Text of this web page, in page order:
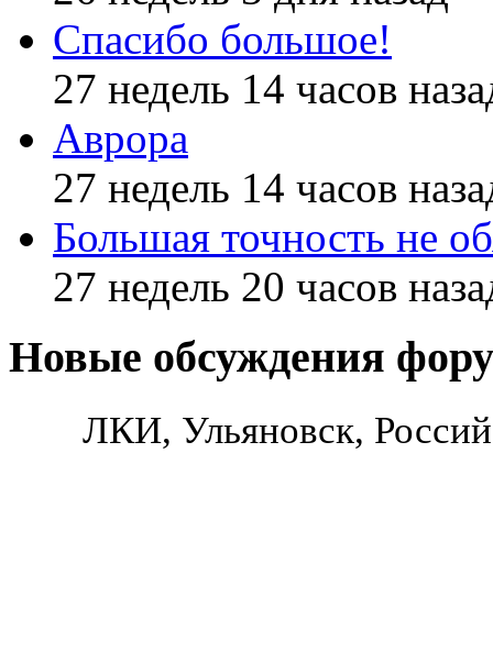
Спасибо большое!
27 недель 14 часов
Аврора
27 недель 14 часов
Большая точность не
27 недель 20 часов
Новые обсуждения
ЛКИ, Ульяновск,